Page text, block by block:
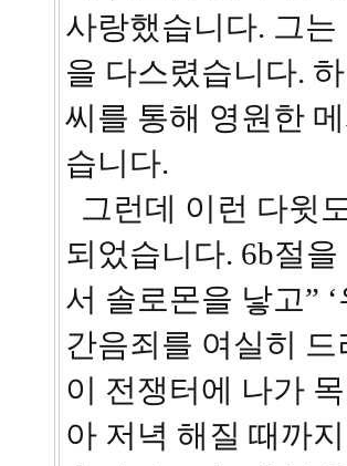
사랑했습니다. 그
을 다스렸습니다.
씨를 통해 영원한
습니다.
그런데 이런 다윗
되었습니다. 6b절
서 솔로몬을 낳고”
간음죄를 여실히
이 전쟁터에 나가
아 저녁 해질 때까